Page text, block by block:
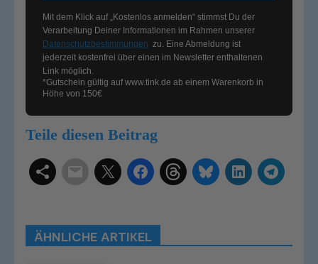
Mit dem Klick auf „Kostenlos anmelden“ stimmst Du der
Verarbeitung Deiner Informationen im Rahmen unserer
Datenschutzbestimmungen zu. Eine Abmeldung ist
jederzeit kostenfrei über einen im Newsletter enthaltenen
Link möglich.
*Gutschein gültig aufwww.tink.de ab einem Warenkorb in
Höhe von 150€
Teile diesen Beitrag
ÄHNLICHE ARTIKEL